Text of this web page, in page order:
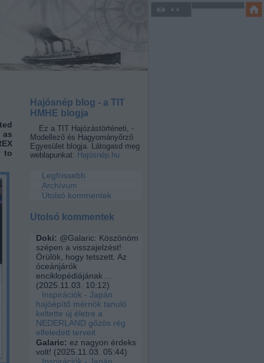
Hajósnép blog - a TIT
HMHE blogja
Ez a TIT Hajózástörténeti, -
Modellező és Hagyományőrző
Egyesület blogja. Látogasd meg
weblapunkat: Hajósnép.hu
Legfrissebb
Archívum
Utolsó kommentek
Utolsó kommentek
Doki: @Galaric: Köszönöm
szépen a visszajelzést!
Örülök, hogy tetszett. Az
óceánjárók
enciklopédiájának ...
(2025.11.03. 10:12)
Inspirációk - Japán
hajóépítő mérnök tanuló
keltette új életre a
NEDERLAND gőzös rég
elfeledett terveit
Galaric: ez nagyon érdeks
volt! (2025.11.03. 05:44)
as
to